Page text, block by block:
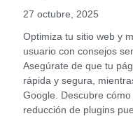
27 octubre, 2025
Optimiza tu sitio web y
usuario con consejos
Asegúrate de que tu
rápida y segura,
Google. Descubre
reducción de plugins